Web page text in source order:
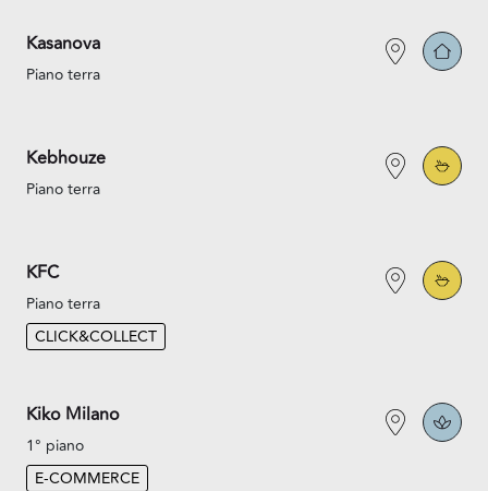
Kasanova
Piano terra
Kebhouze
Piano terra
KFC
Piano terra
CLICK&COLLECT
Kiko Milano
1° piano
E-COMMERCE